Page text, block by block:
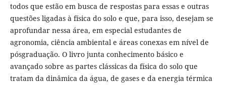
todos que estão em busca de respostas para essas e outras
questões ligadas à física do solo e que, para isso, desejam se
aprofundar nessa área, em especial estudantes de
agronomia, ciência ambiental e áreas conexas em nível de
pósgraduação. O livro junta conhecimento básico e
avançado sobre as partes clássicas da física do solo que
tratam da dinâmica da água, de gases e da energia térmica